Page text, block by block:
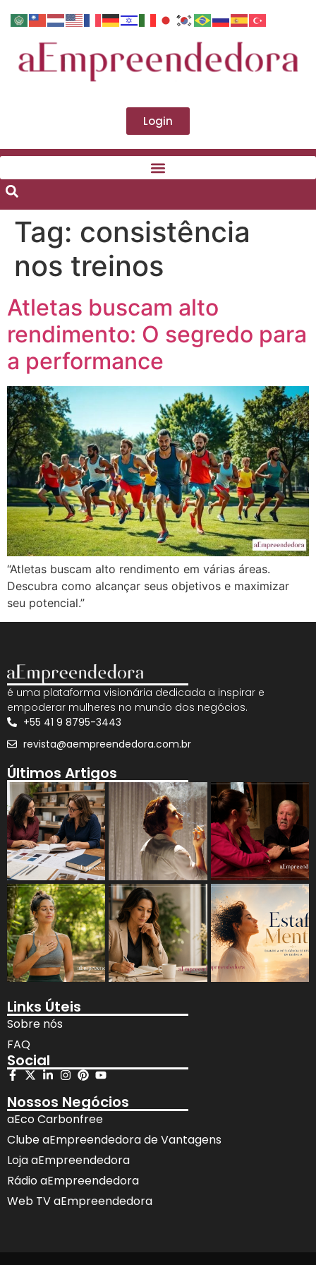
Login
Tag: consistência
nos treinos
Atletas buscam alto
rendimento: O segredo para
a performance
“Atletas buscam alto rendimento em várias áreas.
Descubra como alcançar seus objetivos e maximizar
seu potencial.”
é uma plataforma visionária dedicada a inspirar e
empoderar mulheres no mundo dos negócios.
+55 41 9 8795-3443
revista@aempreendedora.com.br
Últimos Artigos
Links Úteis
Sobre nós
FAQ
Social
Nossos Negócios
aEco Carbonfree
Clube aEmpreendedora de Vantagens
Loja aEmpreendedora
Rádio aEmpreendedora
Web TV aEmpreendedora